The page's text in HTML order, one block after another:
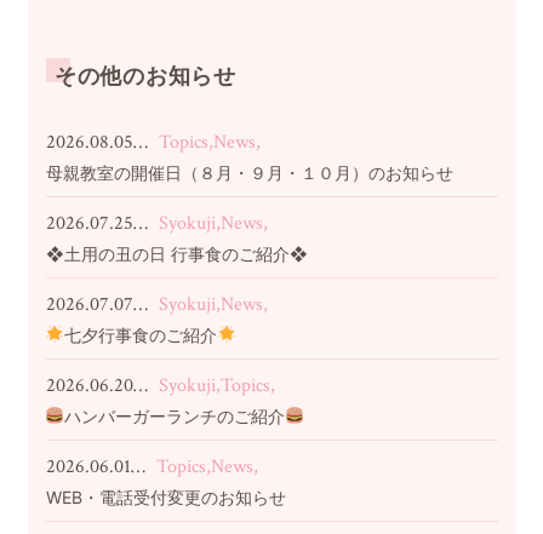
その他のお知らせ
2026.08.05… Topics,News,
母親教室の開催日（８月・９月・１０月）のお知らせ
2026.07.25… Syokuji,News,
❖土用の丑の日 行事食のご紹介❖
2026.07.07… Syokuji,News,
七夕行事食のご紹介
2026.06.20… Syokuji,Topics,
ハンバーガーランチのご紹介
2026.06.01… Topics,News,
WEB・電話受付変更のお知らせ